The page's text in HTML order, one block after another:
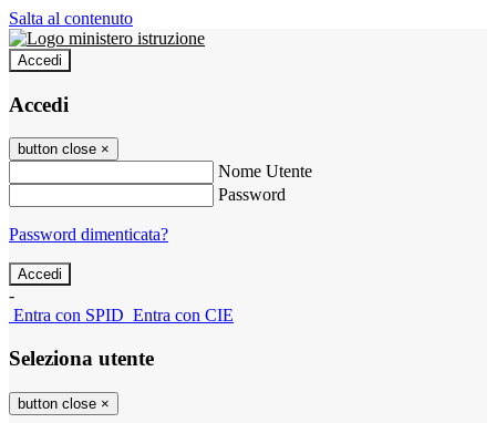
Salta al contenuto
Accedi
Accedi
button close ×
Nome Utente
Password
Password dimenticata?
-
Entra con SPID Entra con CIE
Seleziona utente
button close ×